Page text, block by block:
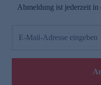
Abmeldung ist jederzeit
E-Mail-Adresse eingeben